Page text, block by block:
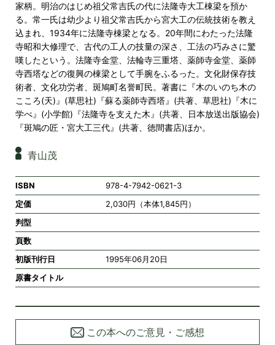
家柄。明治のはじめ祖父常吉氏の代に法隆寺大工棟梁を預か
る。常一氏は幼少より祖父常吉氏から宮大工の伝統技術を教え
込まれ、1934年に法隆寺棟梁となる。20年間にわたった法隆
寺昭和大修理で、古代の工人の技量の深さ、工法の巧みさに驚
嘆したという。法隆寺金堂、法輪寺三重塔、薬師寺金堂、薬師
寺西塔などの復興の棟梁として手腕をふるった。文化財保存技
術者、文化功労者、斑鳩町名誉町民。著書に『木のいのち木の
こころ(天)』(草思社)『蘇る薬師寺西塔』(共著、草思社)『木に
学べ』(小学館)『法隆寺を支えた木』(共著、日本放送出版協会)
『斑鳩の匠・宮大工三代』(共著、徳間書店)ほか。
青山茂
ISBN
978-4-7942-0621-3
定価
2,030円（本体1,845円）
判型
頁数
初版刊行日
1995年06月20日
原書タイトル
この本へのご意見・ご感想